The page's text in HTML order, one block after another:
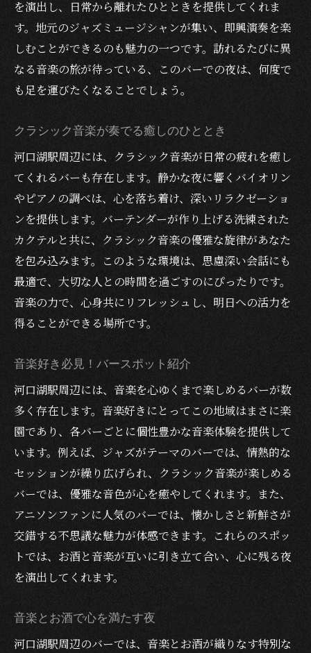
を演出し、日常から離れたひとときを提供してくれま
す。地元のジャズミュージシャンが集い、即興演奏を楽
しむことができるのも魅力の一つです。訪れるたびに異
なる音楽の旅が待っている、このバーでの夜は、何度で
も足を運びたくなることでしょう。
クラシック音楽が奏でる癒しのひととき
河口湖駅周辺には、クラシック音楽が日常の疲れを癒し
てくれるバーも存在します。静かな夜に響くバイオリン
やピアノの調べは、心を落ち着け、深いリラクゼーショ
ンを提供します。バーテンダーが作り上げる洗練された
カクテルと共に、クラシック音楽の優雅な旋律があなた
を包み込みます。このような環境は、思慮深い会話にも
最適で、大切な人との時間を過ごすのにぴったりです。
音楽の力で、心身共にリフレッシュし、明日への活力を
得ることができる場所です。
音楽好き必見！バースポット紹介
河口湖駅周辺には、音楽を心ゆくまで楽しめるバーが数
多く存在します。音楽好きにとってこの地域はまさに楽
園であり、各バーごとに個性豊かな音楽体験を提供して
います。例えば、ジャズがテーマのバーでは、情熱的な
セッションが繰り広げられ、クラシック音楽が楽しめる
バーでは、優雅な音色が心を癒やしてくれます。また、
アニソンファンに人気のバーでは、懐かしさと新鮮さが
交錯する不思議な魅力が体感できます。これらのスポッ
トでは、お酒と音楽が互いに引き立て合い、心に残る夜
を演出してくれます。
音楽とお酒で心を満たす夜
河口湖駅周辺のバーでは、音楽とお酒が織りなす特別な